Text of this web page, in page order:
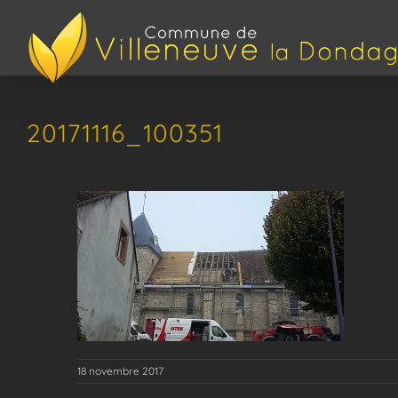
contenu
20171116_100351
18 novembre 2017